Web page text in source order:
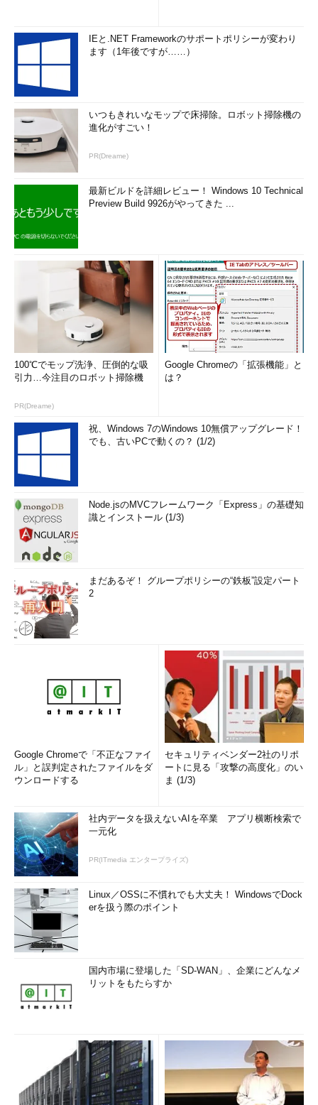
24時間、仕事を忘れないでいられるか？
IEと.NET Frameworkのサポートポリシーが変わり
ます（1年後ですが……）
いつもきれいなモップで床掃除。ロボット掃除機の
進化がすごい！
PR(Dreame)
最新ビルドを詳細レビュー！ Windows 10 Technical
Preview Build 9926がやってきた ...
100℃でモップ洗浄、圧倒的な吸
引力…今注目のロボット掃除機
PR(Dreame)
Google Chromeの「拡張機能」と
は？
祝、Windows 7のWindows 10無償アップグレード！
でも、古いPCで動くの？ (1/2)
Node.jsのMVCフレームワーク「Express」の基礎知
識とインストール (1/3)
まだあるぞ！ グループポリシーの“鉄板”設定パート
2
Google Chromeで「不正なファイ
ル」と誤判定されたファイルをダ
ウンロードする
セキュリティベンダー2社のリポ
ートに見る「攻撃の高度化」のい
ま (1/3)
社内データを扱えないAIを卒業 アプリ横断検索で
一元化
PR(ITmedia エンタープライズ)
Linux／OSSに不慣れでも大丈夫！ WindowsでDock
erを扱う際のポイント
国内市場に登場した「SD-WAN」、企業にどんなメ
リットをもたらすか